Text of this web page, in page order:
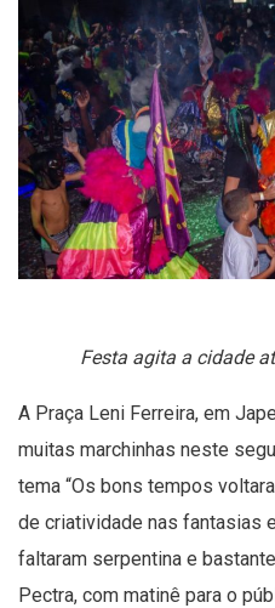
Festa agita a cidade
A Praça Leni Ferreira, em
muitas marchinhas neste
tema “Os bons tempos
de criatividade nas fantasias
faltaram serpentina e
Pectra, com matinê para o